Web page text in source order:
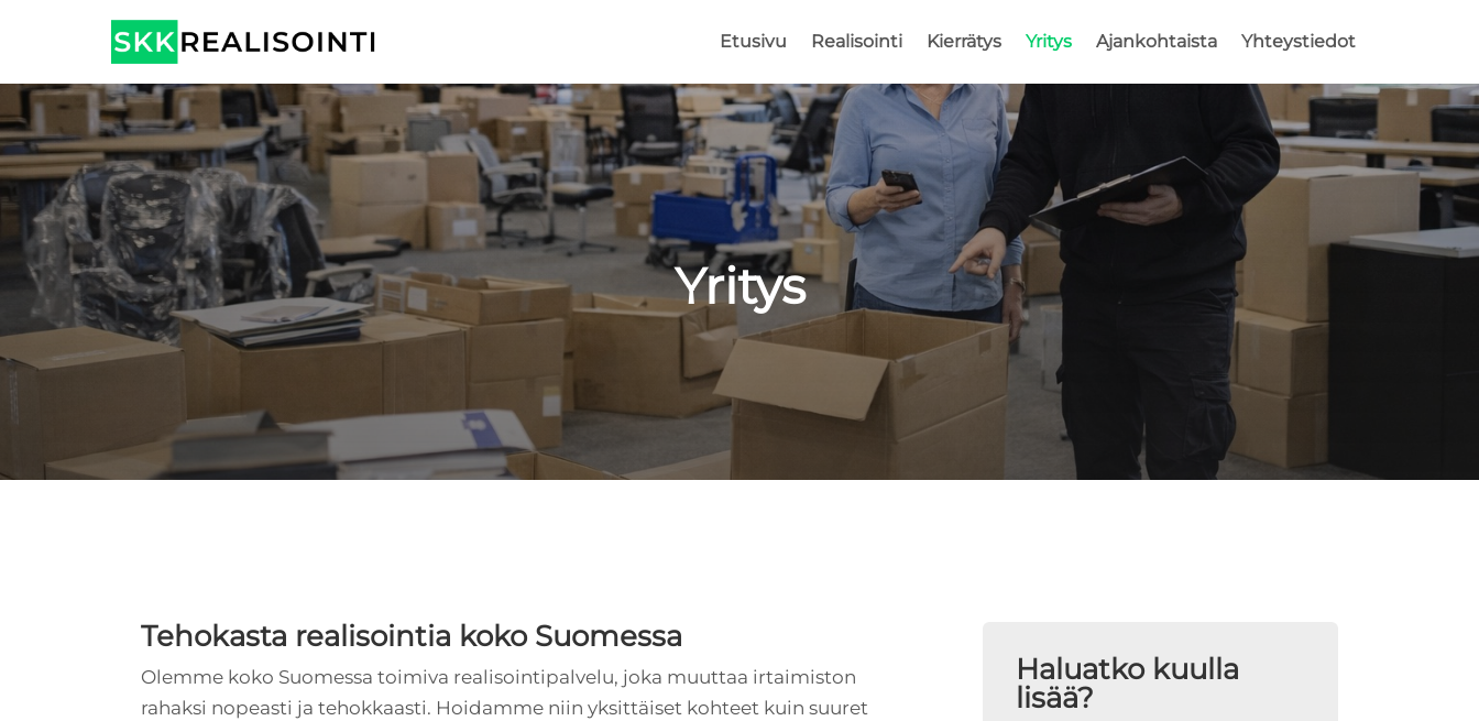
Etusivu Realisointi Kierrätys Yritys Ajankohtaista Yhteystiedot
Yritys
Tehokasta realisointia koko Suomessa
Olemme koko Suomessa toimiva realisointipalvelu, joka muuttaa irtaimiston
rahaksi nopeasti ja tehokkaasti. Hoidamme niin yksittäiset kohteet kuin suuret
Haluatko kuulla
lisää?